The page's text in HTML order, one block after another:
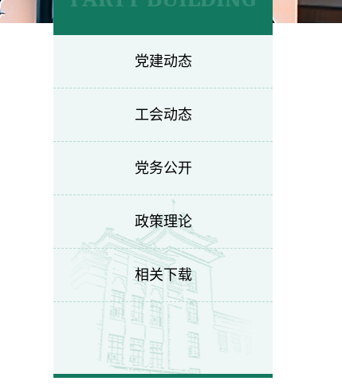
党建动态
工会动态
党务公开
政策理论
相关下载